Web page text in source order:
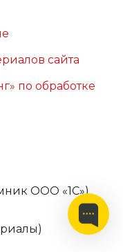
сайта
по обработке
ООО «1С»)